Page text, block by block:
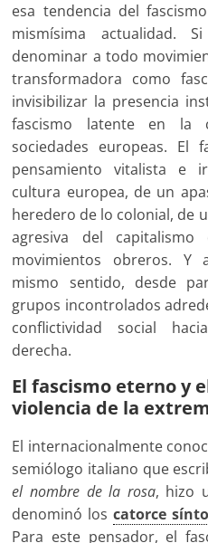
esa tendencia del
mismísima actualidad.
denominar a todo
transformadora como
invisibilizar la presencia
fascismo latente en la
sociedades europeas.
pensamiento vitalista e
cultura europea, de un
heredero de lo colonial, de
agresiva del
movimientos obreros. Y
mismo sentido, desde
grupos incontrolados
conflictividad social
derecha.
El fascismo eterno y
violencia de la
El internacionalmente
semiólogo italiano que
el nombre de la rosa, hizo
denominó loscatorce
Para este pensador, el